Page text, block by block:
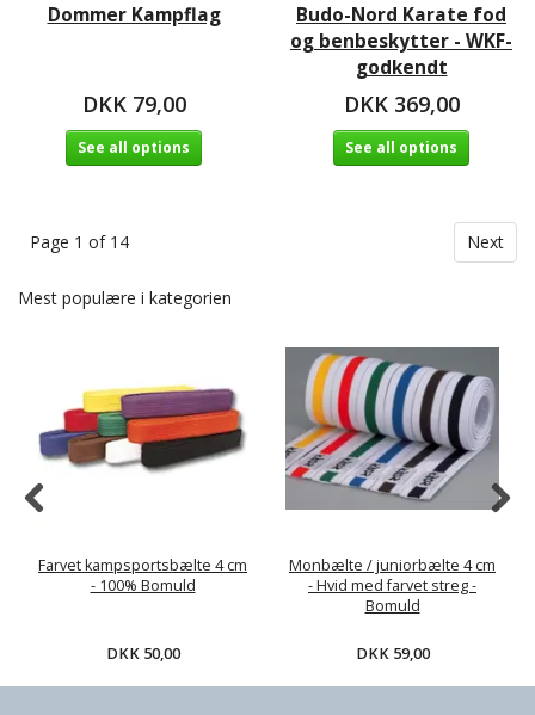
Dommer Kampflag
DKK 79,00
See all options
Budo-Nord Karate fod
og benbeskytter - WKF-
godkendt
DKK 369,00
See all options
Page 1 of 14 Next
Mest populære i kategorien
Farvet kampsportsbælte 4 cm
- 100% Bomuld
DKK 50,00
Monbælte / juniorbælte 4 cm
- Hvid med farvet streg -
Bomuld
DKK 59,00